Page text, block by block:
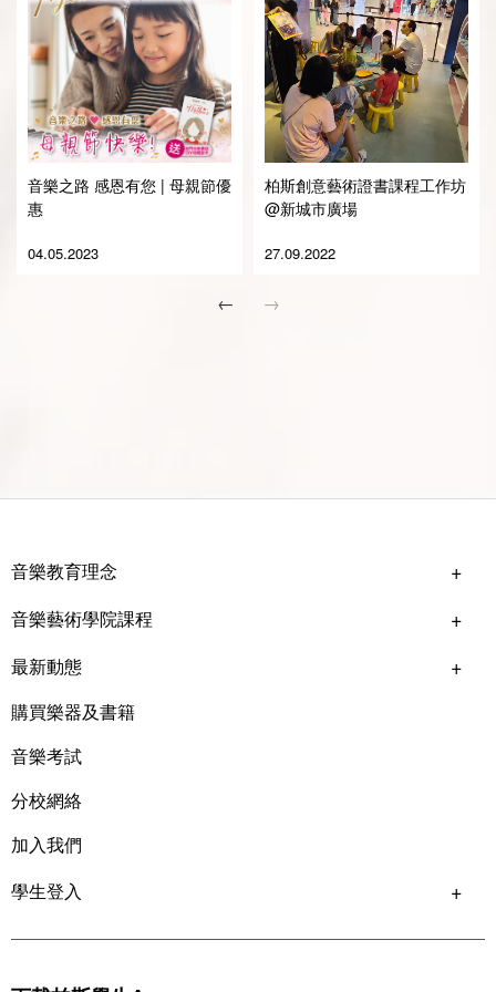
音樂之路 感恩有您 | 母親節優
惠
04.05.2023
柏斯創意藝術證書課程工作坊
@新城市廣場
27.09.2022
← →
音樂教育理念
音樂藝術學院課程
最新動態
購買樂器及書籍
音樂考試
分校網絡
加入我們
學生登入